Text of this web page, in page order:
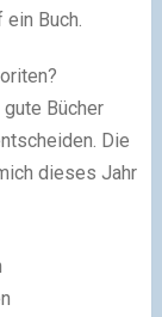
Buch.
Bücher
Die
dieses Jahr